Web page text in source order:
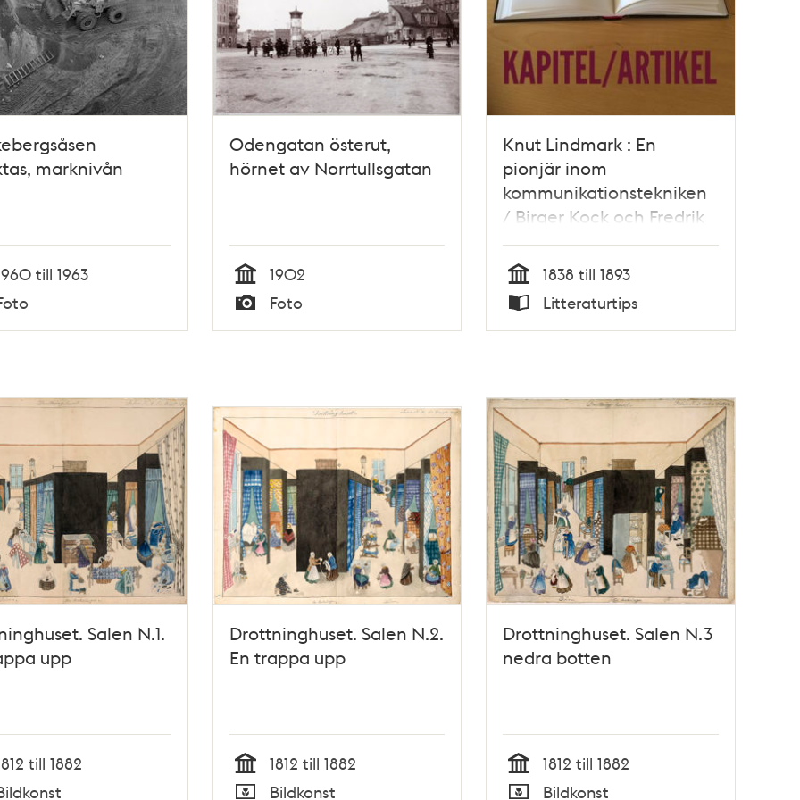
marknivån
till 1963
Odengatan österut,
hörnet av Norrtullsgatan
Tid
1902
Typ
Foto
Knut Lindmark : En
pionjär inom
kommunikationstekniken
/ Birger Kock och Fredrik
Schütz
Tid
1838 till 1893
Typ
Litteraturtips
Salen N.1.
upp
till 1882
Drottninghuset. Salen N.2.
En trappa upp
Tid
1812 till 1882
Bildkonst
Drottninghuset. Salen N.3
nedra botten
Tid
1812 till 1882
Bildkonst